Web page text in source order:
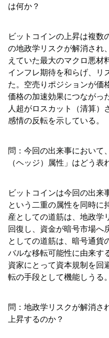
は何か？
ビットコインの上昇は複数
の地政学リスクが解消され
えていた最大のマクロ悪材
インフレ期待を和らげ、リ
た。空売りポジションが価
価格の加速効果につながっ
人超がロスカット（清算）
感情の反転を示している。
問：今回の出来事において
（ヘッジ）属性」はどう表
ビットコインは今回の出来
という二重の属性を同時に
産としての道筋は、地政学
回復し、資金が暗号市場へ
としての道筋は、暗号通貨
バルな移転可能性に由来す
資家にとって資本規制を回
転の手段として機能しうる。
問：地政学リスクが解消さ
上昇するのか？